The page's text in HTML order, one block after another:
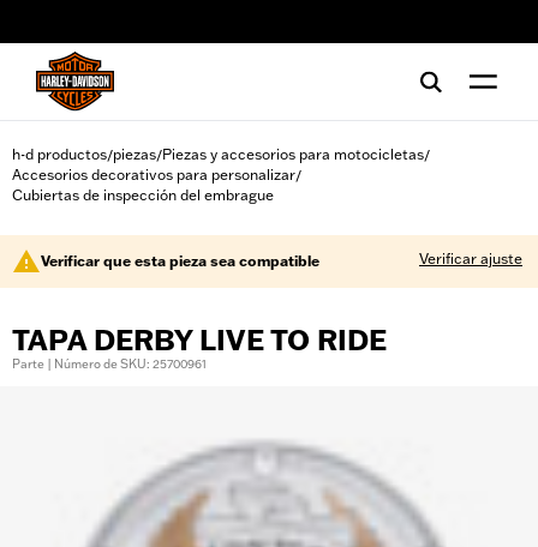
h-d productos/piezas/Piezas y accesorios para motocicletas/
Accesorios decorativos para personalizar/
Cubiertas de inspección del embrague
Verificar que esta pieza sea compatible Verificar ajuste
TAPA DERBY LIVE TO RIDE
Parte | Número de SKU: 25700961